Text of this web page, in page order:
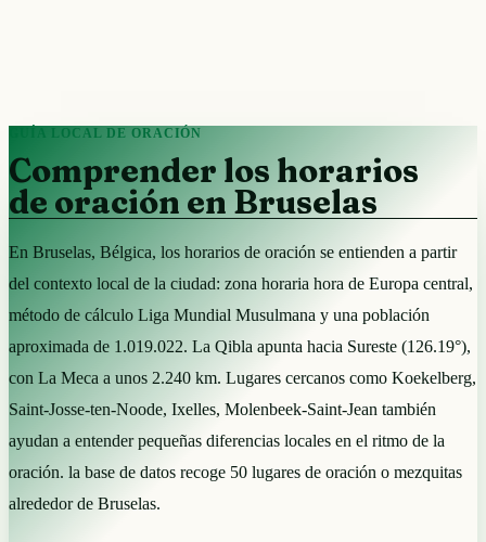
GUÍA LOCAL DE ORACIÓN
Comprender los horarios
de oración en Bruselas
En Bruselas, Bélgica, los horarios de oración se entienden a partir
del contexto local de la ciudad: zona horaria hora de Europa central,
método de cálculo Liga Mundial Musulmana y una población
aproximada de 1.019.022. La Qibla apunta hacia Sureste (126.19°),
con La Meca a unos 2.240 km. Lugares cercanos como Koekelberg,
Saint-Josse-ten-Noode, Ixelles, Molenbeek-Saint-Jean también
ayudan a entender pequeñas diferencias locales en el ritmo de la
oración. la base de datos recoge 50 lugares de oración o mezquitas
alrededor de Bruselas.